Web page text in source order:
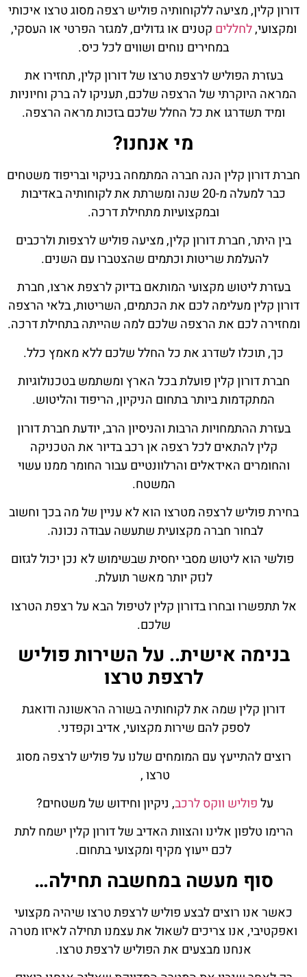
דורון קלין, מציעה ללקוחותיה פוליש רצפה מסוג טרצו איכותי
ומקצועי,לחללים קטנים או גדולים, למגזר הפרטי או העסקי,
במחירים נוחים ושווים לכל כיס.
בעזרת הפוליש לרצפת טרצו של דורון קלין, תחזירו את
המראה היוקרתי של הרצפה שלכם, תעניקו לה ברק וחיוניות
ומיד תשדרגו את כל החלל שלכם בזכות מראה הרצפה.
מי אנחנו?
חברת דורון קלין הנה חברה המתמחה בניקוי ובריפוד משטחים
כבר למעלה מ-20 שנה ומשרתת את לקוחותיה באדיבות
ובמקצועיות מתחילת דרכה.
בין היתר, חברת דורון קלין, מציעה פוליש לרצפות ולרכבים
להעלמת שריטות וכתמים שהצטברו עם השנים.
בעזרת ליטוש מקצועי המותאם בדיוק לרצפת ארצו, חברת
דורון קלין מעלימה לכם את הכתמים, השריטות, בלאי הרצפה
ומחזירה לכם את הרצפה שלכם למה שהייתה בתחילת דרכה.
כך, תוכלו לשדרג את כל החלל שלכם ללא מאמץ כלל.
חברת דורון קלין פועלת בכל הארץ ומשתמש בטכנולוגיות
המתקדמות ביותר בתחום הניקיון, הריפוד והליטוש.
בעזרת ההתמחויות הרבות והניסיון הרב, יודעת חברת דורון
קלין להתאים לכל רצפה אן רכב בדיור את הטכניקה
והחומרים האידאלים והרלוונטיים עבור החומר ממנו עשוי
המשטח.
בחירת פוליש לרצפה מטרצו הוא לא עניין של מה בכך וחשוב
לבחור חברה מקצועית שתעשה עבודה נכונה.
פולשי הוא ליטוש מסבי יחסית שבשימוש לא נכן יכול לגזום
לנזק יותר מאשר תועלת.
אל תתפשרו ובחרו בדורון קלין לטיפול הבא על רצפת הטרצו
שלכם.
בנימה אישית.. על השירותפוליש
לרצפת טרצו
דורון קלין שמה את לקוחותיה בשורה הראשונה ודואגת
לספק להם שירות מקצועי, אדיב וקפדני.
רוצים להתייעץ עם המומחים שלנו על פוליש לרצפה מסוג
טרצו ,
עלפוליש ווקס לרכב, ניקיון וחידוש של משטחים?
הרימו טלפון אלינו והצוות האדיב של דורון קלין ישמח לתת
לכם ייעוץ מקיף ומקצועי בתחום.
סוף מעשה במחשבה תחילה…
כאשר אנו רוצים לבצע פוליש לרצפת טרצו שיהיה מקצועי
ואפקטיבי, אנו צריכים לשאול את עצמנו תחילה לאיזו מטרה
אנחנו מבצעים את הפוליש לרצפת טרצו.